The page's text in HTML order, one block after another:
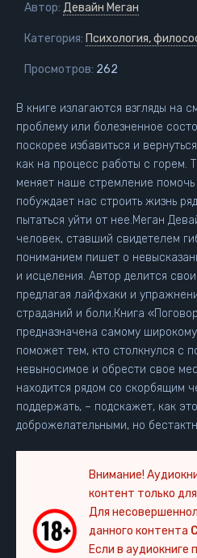
Автор: Девайн Меган
Категория: Психология,
Просмотров: 262
В книге излагаются взгляды на
проблему или болезненное
поскорее избавиться и
как на процесс работы с горем.
меняет наше стремление помочь
побуждает нас строить жизнь
пытаться уйти от нее.Меган
человек, ставший свидетелем
пониманием пишет о
и исцеления. Автор делится
предлагая лайфхаки и
страданий и боли.Книга
предназначена самому
поможет тем, кто столкнулся с
невыносимое и обрести свое
находится рядом со скорбящим
поддержать, – подскажет, как
доброжелательными, но
Внимание!
контент только
Для
данного контента
Если в аудиокниге